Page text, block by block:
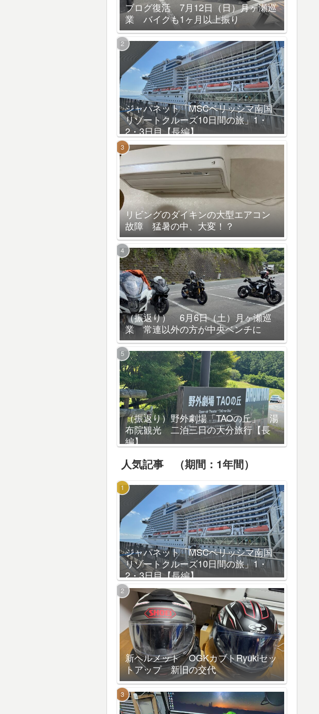
ブログ復活 7月12日（日）月ヶ瀬巡
業 バイクも1ヶ月以上振り
ジャパネット「MSCベリッシマ南国
リゾートクルーズ10日間の旅」1・
2・3日目【長編】
リビングのダイキンの大型エアコン
故障 猛暑の中、大変！？
（振返り） 6月6日（土）月ヶ瀬巡
業 常連以外の方が中央ベンチに
（振返り）野外劇場「TAOの丘」 湯
布院観光 二泊三日の大分旅行【長
編】
人気記事 （期間：1年間）
ジャパネット「MSCベリッシマ南国
リゾートクルーズ10日間の旅」1・
2・3日目【長編】
新ヘルメット OGKカブトRyukiセッ
トアップ 新旧の交代